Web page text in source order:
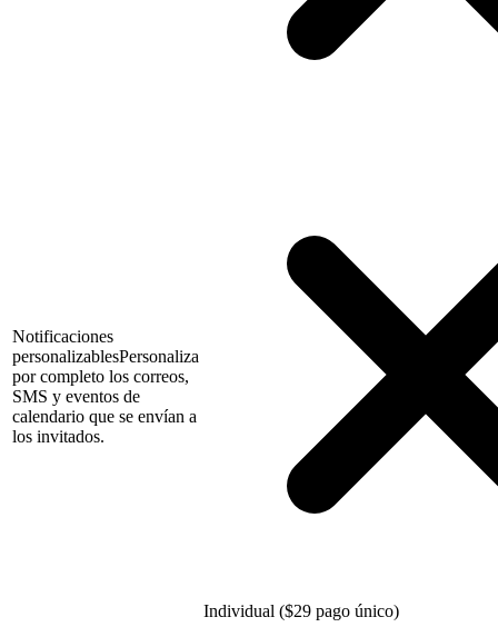
Notificaciones
personalizablesPersonaliza
por completo los correos,
SMS y eventos de
calendario que se envían a
los invitados.
Individual ($29 pago único)